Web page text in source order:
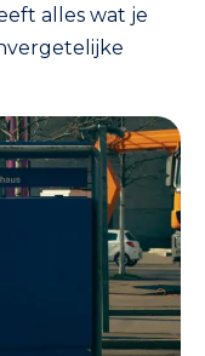
alles wat je